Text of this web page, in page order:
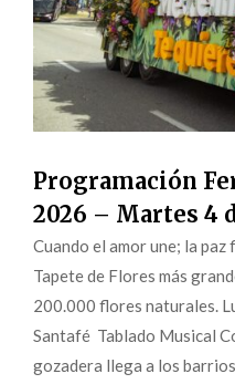
Programación
2026 – Martes 4
Cuando el amor une; la
Tapete de Flores más
200.000 flores naturales.
Santafé Tablado Musical
gozadera llega a los